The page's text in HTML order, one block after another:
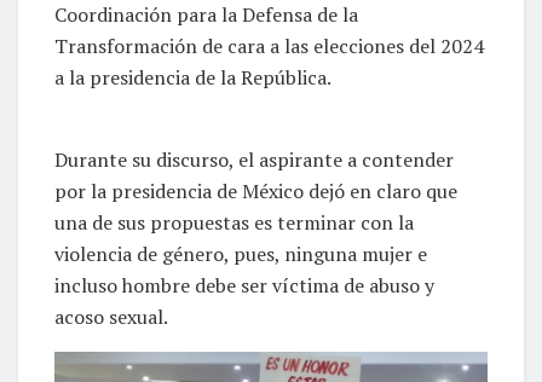
Coordinación para la Defensa de la
Transformación de cara a las elecciones del 2024
a la presidencia de la República.
Durante su discurso, el aspirante a contender
por la presidencia de México dejó en claro que
una de sus propuestas es terminar con la
violencia de género, pues, ninguna mujer e
incluso hombre debe ser víctima de abuso y
acoso sexual.